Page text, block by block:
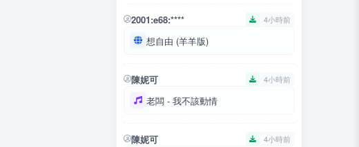
2001:e68:**** 4小時前
想自由 (羊羊版)
陳妮可 4小時前
老闆 - 我不該動情
陳妮可 4小時前